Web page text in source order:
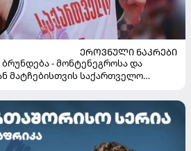
ᲔᲠᲝᲕᲜᲣᲚᲘ ᲜᲐᲙᲠᲔᲑᲘ
- მონტენეგროსა და
მატჩებისთვის საქართველო